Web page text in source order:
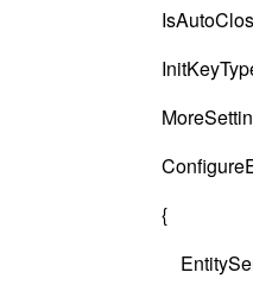
InitKeyType =
MoreSettings =
{